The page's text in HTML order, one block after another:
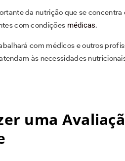
da nutrição que se
com condições médicas.
com médicos e outros
às necessidades
uma